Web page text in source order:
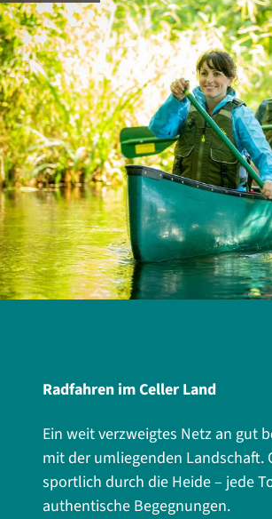
Radfahren im Celler Land
Ein weit verzweigtes Netz an gut
mit der umliegenden
sportlich durch die Heide – jede
authentische Begegnungen.